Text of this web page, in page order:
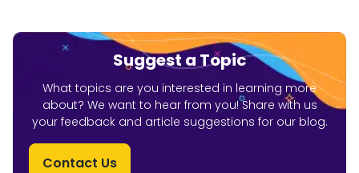
Suggest a Topic
What topics are you interested in learning more
about? We want to hear from you! Share with us
your feedback and article suggestions for our blog.
Contact Us